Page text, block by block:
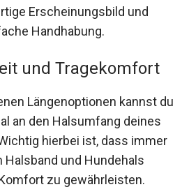
Erscheinungsbild und
Handhabung.
und Tragekomfort
Längenoptionen kannst du
an den Halsumfang deines
hierbei ist, dass immer
und Hundehals
zu gewährleisten.